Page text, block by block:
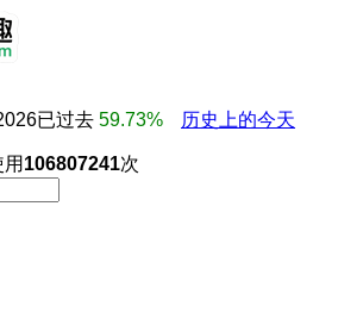
已过去 59.73% 历史上的今天
106807241次